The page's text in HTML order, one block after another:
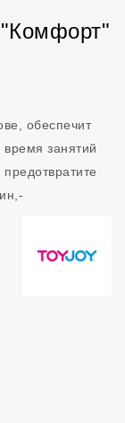
"Комфорт"
обеспечит
занятий